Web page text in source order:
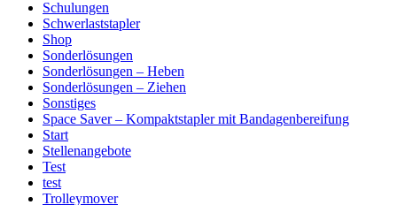
Schulungen
Schwerlaststapler
Shop
Sonderlösungen
Sonderlösungen – Heben
Sonderlösungen – Ziehen
Sonstiges
Space Saver – Kompaktstapler mit Bandagenbereifung
Start
Stellenangebote
Test
test
Trolleymover